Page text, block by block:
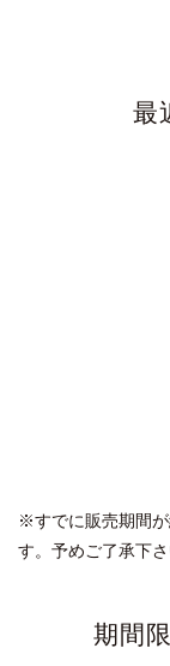
最
※すでに販売期間
す。予めご了承下さ
期間